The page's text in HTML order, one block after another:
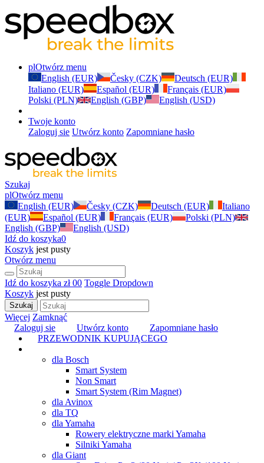
plOtwórz menu
English (EUR)
Česky (CZK)
Deutsch (EUR)
Italiano (EUR)
Español (EUR)
Français (EUR)
Polski (PLN)
English (GBP) English (USD)
Twoje konto
Zaloguj sie Utwórz konto Zapomniane hasło
Szukaj
plOtwórz menu
English (EUR)
Česky (CZK) Deutsch (EUR)
Italiano
(EUR)
Español (EUR) Français (EUR)
Polski (PLN)
English (GBP)
English (USD)
Idź do koszyka0
Koszyk jest pusty
Otwórz menu
Idź do koszyka zł 00 Toggle Dropdown
Koszyk jest pusty
Szukaj
Więcej Zamknąć
Zaloguj sie
Utwórz konto
Zapomniane hasło
PRZEWODNIK KUPUJĄCEGO
dla Bosch
Smart System
Non Smart
Smart System (Rim Magnet)
dla Avinox
dla TQ
dla Yamaha
Rowery elektryczne marki Yamaha
Silniki Yamaha
dla Giant